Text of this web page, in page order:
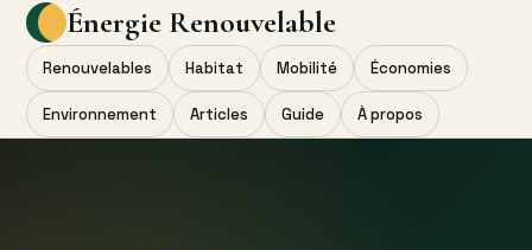
Énergie Renouvelable
Renouvelables Habitat Mobilité Économies
Environnement Articles Guide À propos